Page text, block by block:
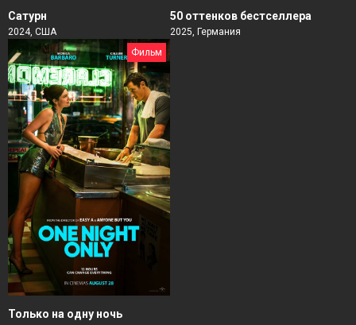
Сатурн
2024, США
50 оттенков бестселлера
2025, Германия
Фильм
Только на одну ночь